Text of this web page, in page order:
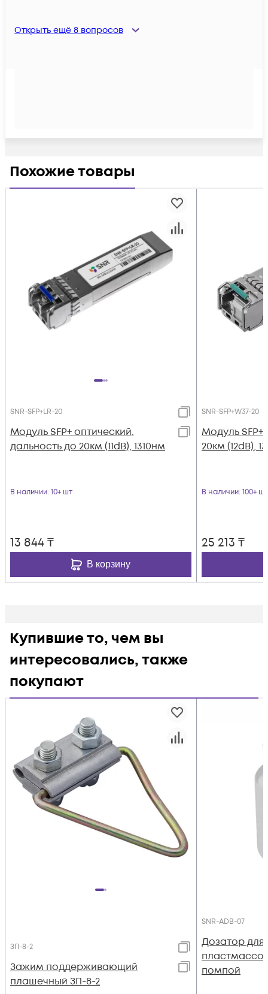
Открыть ещё 8 вопросов
Похожие товары
SNR-SFP+LR-20
Модуль SFP+ оптический,
дальность до 20км (11dB), 1310нм
В наличии: 10+ шт
13 844₸
В корзину
SNR-SFP+W37-20
Модуль SFP+
20км (12dB),
В наличии: 100+ шт
25 213 ₸
Купившие то, чем вы
интересовались, также
покупают
ЗП-8-2
Зажим поддерживающий
плашечный ЗП-8-2
SNR-ADB-07
Дозатор для
помпой